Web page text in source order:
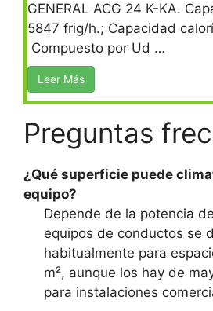
GENERAL ACG 24 K-KA.
5847 frig/h.; Capacidad
Compuesto por Ud …
Leer Más
Preguntas
¿Qué superficie puede
equipo?
Depende de la potencia
equipos de conductos se
habitualmente para
m², aunque los hay de
para instalaciones